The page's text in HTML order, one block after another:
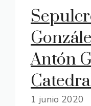
Antón
1 junio 2020